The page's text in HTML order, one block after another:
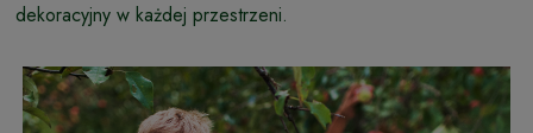
dekoracyjny w każdej przestrzeni.